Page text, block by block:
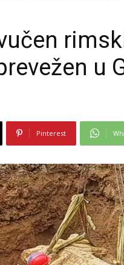
u
Pinterest